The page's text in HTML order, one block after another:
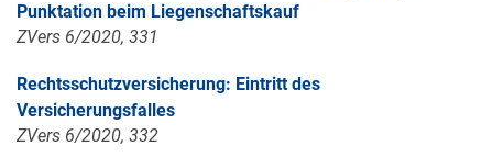
Punktation beim Liegenschaftskauf
ZVers 6/2020, 331
Rechtsschutzversicherung: Eintritt des
Versicherungsfalles
ZVers 6/2020, 332